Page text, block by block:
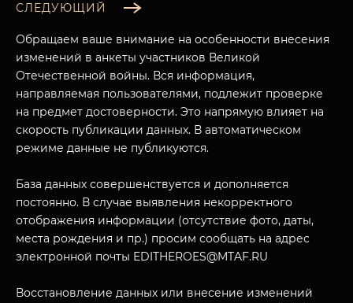
МУЗЕЙНЫЙ КОМПЛЕКС
ПОСЕТИТЕЛЯМ
О НАС
НАЗАД
СЛЕДУЮЩИЙ
Обращаем ваше внимание на особенности внесения
изменений в анкеты участников Великой
Отечественной войны. Вся информация,
направляемая пользователями, подлежит проверке
на предмет достоверности. Это напрямую влияет на
скорость публикации данных. В автоматическом
режиме данные не публикуются.
База данных совершенствуется и дополняется
постоянно. В случае выявления некорректного
отображения информации (отсутствие фото, даты,
места рождения и пр.) просим сообщать на адрес
электронной почты EDITHEROES@MTAF.RU
Восстановление данных или внесение изменений